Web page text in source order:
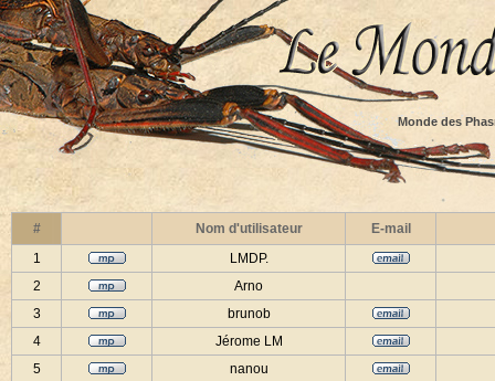
Monde des
# Nom d'utilisateur
E-mail
1
LMDP.
2
Arno
3
brunob
4
Jérome LM
5
nanou